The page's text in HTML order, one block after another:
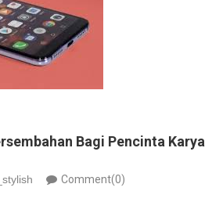
Bagi Pencinta Karya
Comment(0)